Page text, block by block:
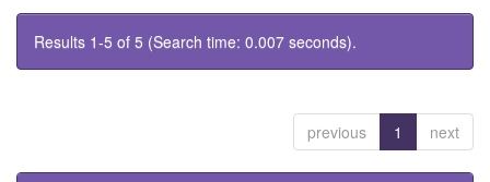
Results 1-5 of 5 (Search time: 0.007 seconds).
previous 1 next